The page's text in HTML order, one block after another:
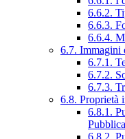
6.6.2.
6.6.3.
6.6.4.
6.7. Immagini
6.7.1.
6.7.2.
6.7.3.
6.8. Proprietà
6.8.1.
6.8.2.